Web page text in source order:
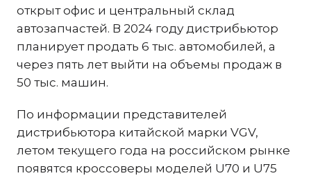
открыт офис и центральный склад
автозапчастей. В 2024 году дистрибьютор
планирует продать 6 тыс. автомобилей, а
через пять лет выйти на объемы продаж в
50 тыс. машин.
По информации представителей
дистрибьютора китайской марки VGV,
летом текущего года на российском рынке
появятся кроссоверы моделей U70 и U75